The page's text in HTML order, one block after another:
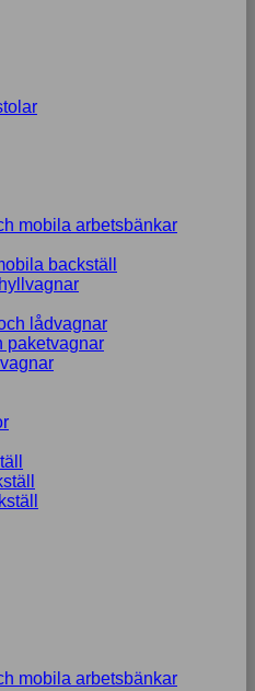
mobila arbetsbänkar
backställ
lådvagnar
paketvagnar
mobila arbetsbänkar